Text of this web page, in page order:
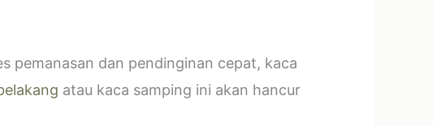
pemanasan dan pendinginan cepat, kaca
atau kaca samping ini akan hancur